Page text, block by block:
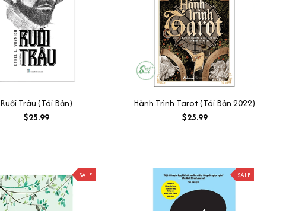
Ruồi Trâu (Tái Bản)
$25.99
Hành Trình Tarot (Tái Bản 2022)
$25.99
SALE SALE